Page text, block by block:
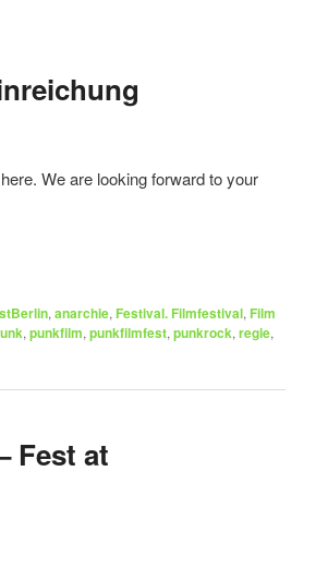
We are looking forward to your
, anarchie, Festival. Filmfestival, Film
, punkfilm, punkfilmfest, punkrock, regie,
Fest at